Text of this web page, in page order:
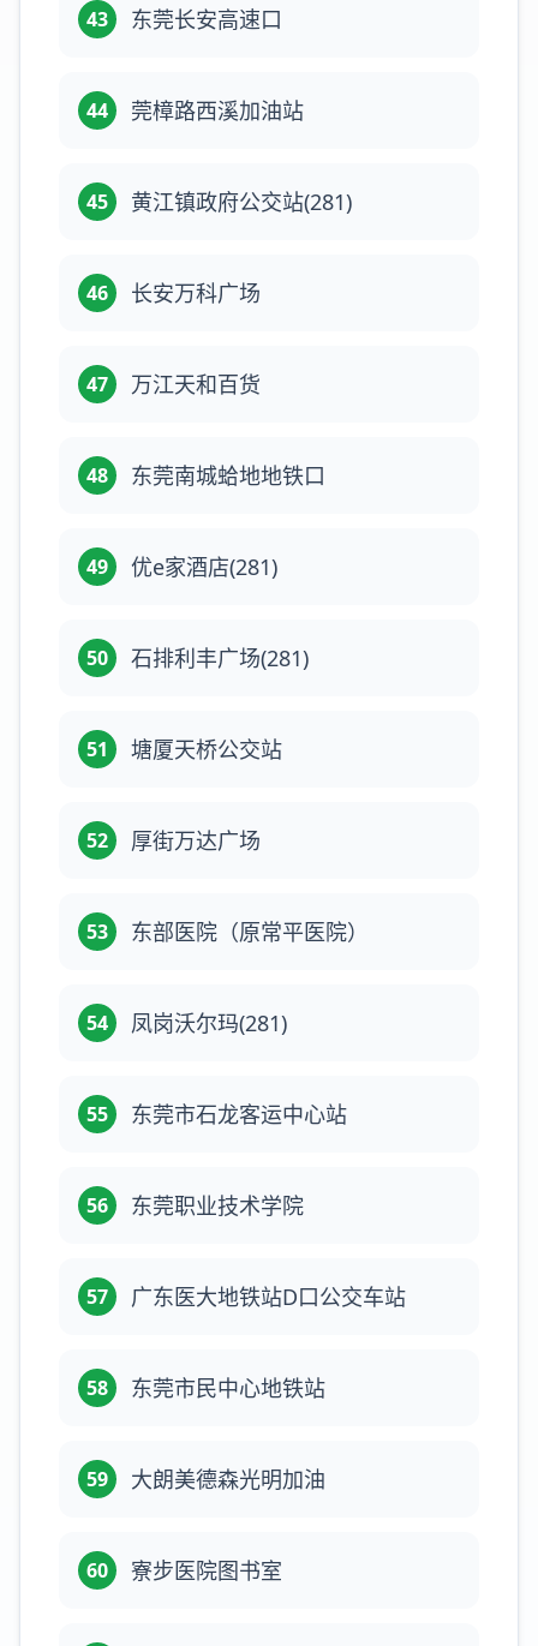
43 东莞长安高速口
44 莞樟路西溪加油站
45 黄江镇政府公交站(281)
46 长安万科广场
47 万江天和百货
48 东莞南城蛤地地铁口
49 优e家酒店(281)
50 石排利丰广场(281)
51 塘厦天桥公交站
52 厚街万达广场
53 东部医院（原常平医院）
54 凤岗沃尔玛(281)
55 东莞市石龙客运中心站
56 东莞职业技术学院
57 广东医大地铁站D口公交车站
58 东莞市民中心地铁站
59 大朗美德森光明加油
60 寮步医院图书室